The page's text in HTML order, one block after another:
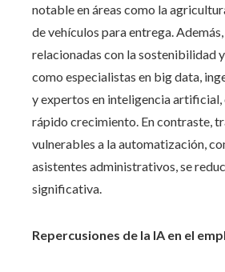
notable en áreas como la
de vehículos para entrega.
relacionadas con la sostenibilidad
como especialistas en big data,
y expertos en inteligencia artificial,
rápido crecimiento. En contraste,
vulnerables a la automatización,
asistentes administrativos, se
significativa.
Repercusiones de la IA en el